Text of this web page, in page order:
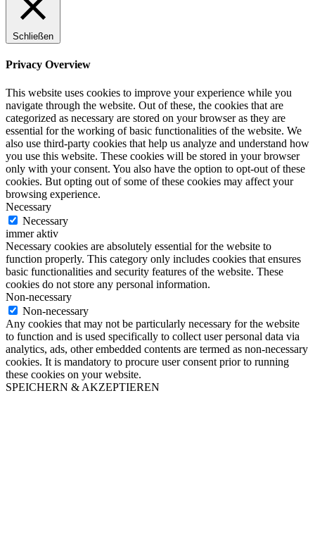
Schließen
Privacy Overview
This website uses cookies to improve your experience while you
navigate through the website. Out of these, the cookies that are
categorized as necessary are stored on your browser as they are
essential for the working of basic functionalities of the website. We
also use third-party cookies that help us analyze and understand how
you use this website. These cookies will be stored in your browser
only with your consent. You also have the option to opt-out of these
cookies. But opting out of some of these cookies may affect your
browsing experience.
Necessary
Necessary
immer aktiv
Necessary cookies are absolutely essential for the website to
function properly. This category only includes cookies that ensures
basic functionalities and security features of the website. These
cookies do not store any personal information.
Non-necessary
Non-necessary
Any cookies that may not be particularly necessary for the website
to function and is used specifically to collect user personal data via
analytics, ads, other embedded contents are termed as non-necessary
cookies. It is mandatory to procure user consent prior to running
these cookies on your website.
SPEICHERN & AKZEPTIEREN